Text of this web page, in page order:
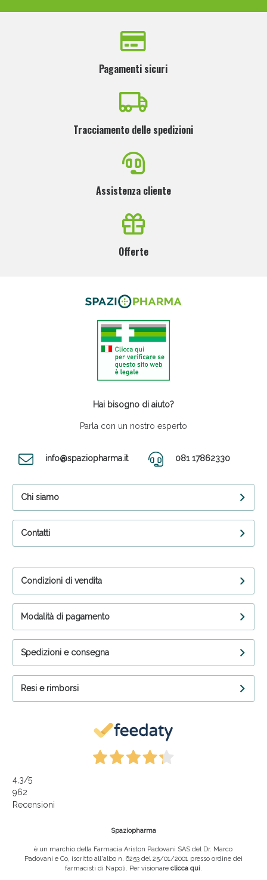
Pagamenti sicuri
Tracciamento delle spedizioni
Assistenza cliente
Offerte
Hai bisogno di aiuto?
Parla con un nostro esperto
info@spaziopharma.it 081 17862330
Chi siamo
Contatti
Condizioni di vendita
Modalità di pagamento
Spedizioni e consegna
Resi e rimborsi
4,3/5
962
Recensioni
Spaziopharma
è un marchio della Farmacia Ariston Padovani SAS del Dr. Marco
Padovani e Co, iscritto all'albo n. 6253 del 25/01/2001 presso ordine dei
farmacisti di Napoli. Per visionare clicca qui.